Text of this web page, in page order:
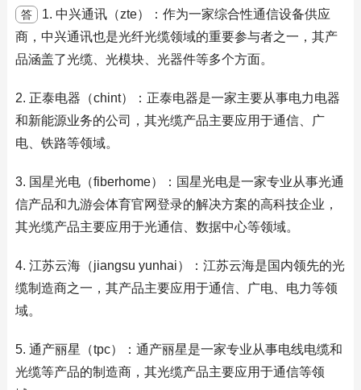
答
1. 中兴通讯（zte）：作为一家综合性通信设备供应
商，中兴通讯也是光纤光缆领域的重要参与者之一，其产
品涵盖了光缆、光模块、光器件等多个方面。
2. 正泰电器（chint）：正泰电器是一家主要从事电力电器
和新能源业务的公司，其光缆产品主要应用于通信、广
电、铁路等领域。
3. 国星光电（fiberhome）：国星光电是一家专业从事光通
信产品和九游会体育官网登录的解决方案的高科技企业，
其光缆产品主要应用于光通信、数据中心等领域。
4. 江苏云海（jiangsu yunhai）：江苏云海是国内领先的光
缆制造商之一，其产品主要应用于通信、广电、电力等领
域。
5. 通产丽星（tpc）：通产丽星是一家专业从事电线电缆和
光缆等产品的制造商，其光缆产品主要应用于通信等领